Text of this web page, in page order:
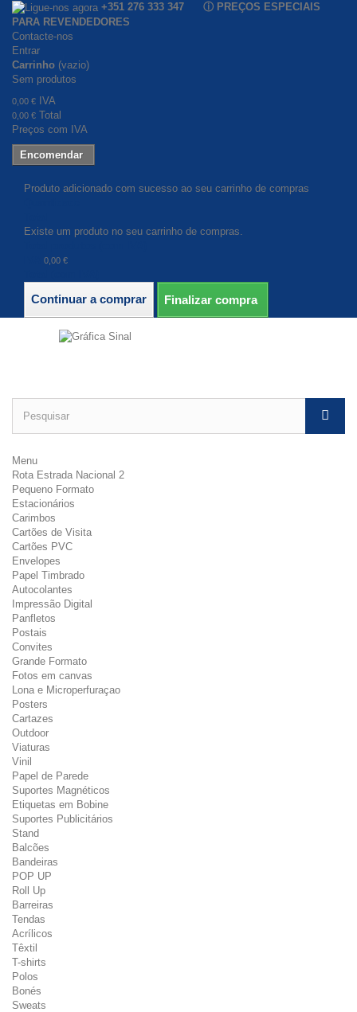
+351 276 333 347 ⓘ PREÇOS ESPECIAIS
PARA REVENDEDORES
Contacte-nos
Entrar
Carrinho (vazio)
Sem produtos
0,00 € IVA
0,00 € Total
Preços com IVA
Encomendar
Produto adicionado com sucesso ao seu carrinho de compras
Existe um produto no seu carrinho de compras.
0,00 €
Continuar a comprar Finalizar compra
Menu
Rota Estrada Nacional 2
Pequeno Formato
Estacionários
Carimbos
Cartões de Visita
Cartões PVC
Envelopes
Papel Timbrado
Autocolantes
Impressão Digital
Panfletos
Postais
Convites
Grande Formato
Fotos em canvas
Lona e Microperfuraçao
Posters
Cartazes
Outdoor
Viaturas
Vinil
Papel de Parede
Suportes Magnéticos
Etiquetas em Bobine
Suportes Publicitários
Stand
Balcões
Bandeiras
POP UP
Roll Up
Barreiras
Tendas
Acrílicos
Têxtil
T-shirts
Polos
Bonés
Sweats